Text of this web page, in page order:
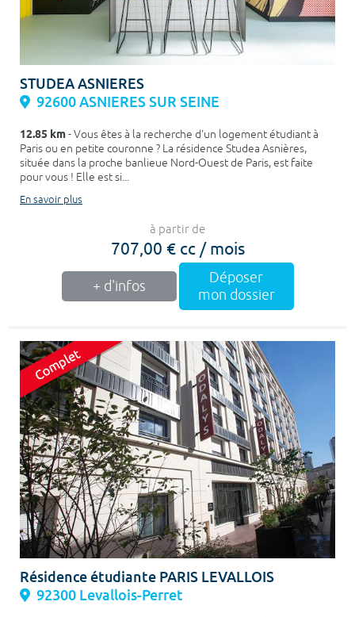
STUDEA ASNIERES
92600 ASNIERES SUR SEINE
12.85 km- Vous êtes à la recherche d'un logement étudiant à
Paris ou en petite couronne ? La résidence Studea Asnières,
située dans la proche banlieue Nord-Ouest de Paris, est faite
pour vous ! Elle est si...
En savoir plus
à partir de
707,00 € cc / mois
+ d'infos
Déposer
mon dossier
Résidence étudiante PARIS LEVALLOIS
92300 Levallois-Perret